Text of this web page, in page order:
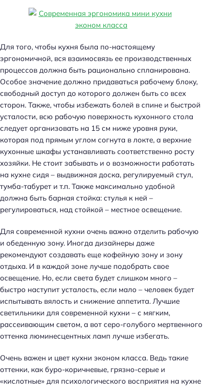
Для того, чтобы кухня была по-настоящему
эргономичной, вся взаимосвязь ее производственных
процессов должна быть рационально спланирована.
Особое значение должно придаваться рабочему блоку,
свободный доступ до которого должен быть со всех
сторон. Также, чтобы избежать болей в спине и быстрой
усталости, всю рабочую поверхность кухонного стола
следует организовать на 15 см ниже уровня руки,
которая под прямым углом согнута в локте, а верхние
кухонные шкафы устанавливать соответственно росту
хозяйки. Не стоит забывать и о возможности работать
на кухне сидя – выдвижная доска, регулируемый стул,
тумба-табурет и т.п. Также максимально удобной
должна быть барная стойка: стулья к ней –
регулироваться, над стойкой – местное освещение.
Для современной кухни очень важно отделить рабочую
и обеденную зону. Иногда дизайнеры даже
рекомендуют создавать еще кофейную зону и зону
отдыха. И в каждой зоне лучше подобрать свое
освещение. Но, если света будет слишком много –
быстро наступит усталость, если мало – человек будет
испытывать вялость и снижение аппетита. Лучшие
светильники для современной кухни – с мягким,
рассеивающим светом, а вот серо-голубого мертвенного
оттенка люминесцентных ламп лучше избегать.
Очень важен и цвет кухни эконом класса. Ведь такие
оттенки, как буро-коричневые, грязно-серые и
«кислотные» для психологического восприятия на кухне